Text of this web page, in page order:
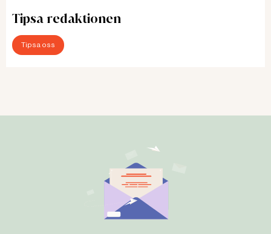
Tipsa redaktionen
Tipsa oss